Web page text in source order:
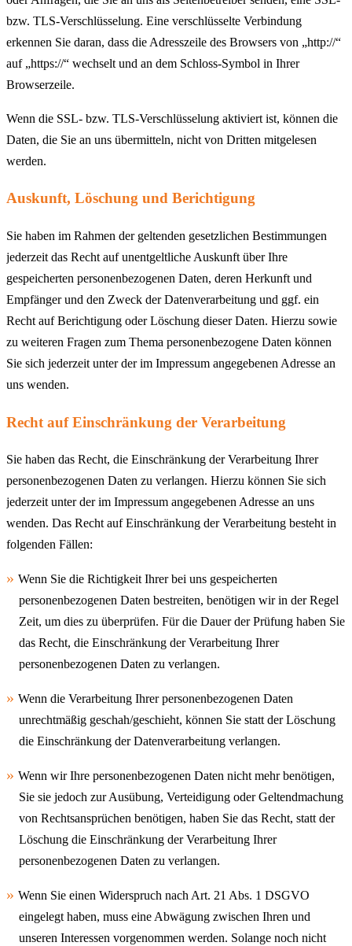
bzw. TLS-Verschlüsselung. Eine verschlüsselte Verbindung
erkennen Sie daran, dass die Adresszeile des Browsers von „http://“
auf „https://“ wechselt und an dem Schloss-Symbol in Ihrer
Browserzeile.
Wenn die SSL- bzw. TLS-Verschlüsselung aktiviert ist, können die
Daten, die Sie an uns übermitteln, nicht von Dritten mitgelesen
werden.
Auskunft, Löschung und Berichtigung
Sie haben im Rahmen der geltenden gesetzlichen Bestimmungen
jederzeit das Recht auf unentgeltliche Auskunft über Ihre
gespeicherten personenbezogenen Daten, deren Herkunft und
Empfänger und den Zweck der Datenverarbeitung und ggf. ein
Recht auf Berichtigung oder Löschung dieser Daten. Hierzu sowie
zu weiteren Fragen zum Thema personenbezogene Daten können
Sie sich jederzeit unter der im Impressum angegebenen Adresse an
uns wenden.
Recht auf Einschränkung der Verarbeitung
Sie haben das Recht, die Einschränkung der Verarbeitung Ihrer
personenbezogenen Daten zu verlangen. Hierzu können Sie sich
jederzeit unter der im Impressum angegebenen Adresse an uns
wenden. Das Recht auf Einschränkung der Verarbeitung besteht in
folgenden Fällen:
Wenn Sie die Richtigkeit Ihrer bei uns gespeicherten
personenbezogenen Daten bestreiten, benötigen wir in der Regel
Zeit, um dies zu überprüfen. Für die Dauer der Prüfung haben Sie
das Recht, die Einschränkung der Verarbeitung Ihrer
personenbezogenen Daten zu verlangen.
Wenn die Verarbeitung Ihrer personenbezogenen Daten
unrechtmäßig geschah/geschieht, können Sie statt der Löschung
die Einschränkung der Datenverarbeitung verlangen.
Wenn wir Ihre personenbezogenen Daten nicht mehr benötigen,
Sie sie jedoch zur Ausübung, Verteidigung oder Geltendmachung
von Rechtsansprüchen benötigen, haben Sie das Recht, statt der
Löschung die Einschränkung der Verarbeitung Ihrer
personenbezogenen Daten zu verlangen.
Wenn Sie einen Widerspruch nach Art. 21 Abs. 1 DSGVO
eingelegt haben, muss eine Abwägung zwischen Ihren und
unseren Interessen vorgenommen werden. Solange noch nicht